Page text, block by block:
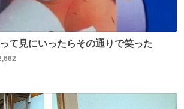
て見にいったらその通りで笑った